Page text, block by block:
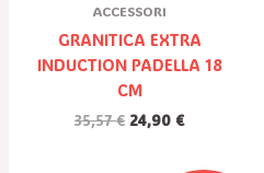
ACCESSORI
GRANITICA EXTRA
INDUCTION PADELLA 18
CM
35,57€ 24,90 €